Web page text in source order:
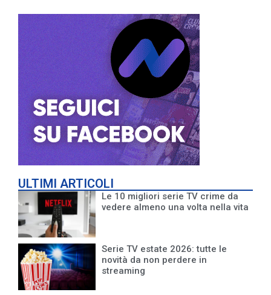
ULTIMI ARTICOLI
Le 10 migliori serie TV crime da
vedere almeno una volta nella vita
Serie TV estate 2026: tutte le
novità da non perdere in
streaming